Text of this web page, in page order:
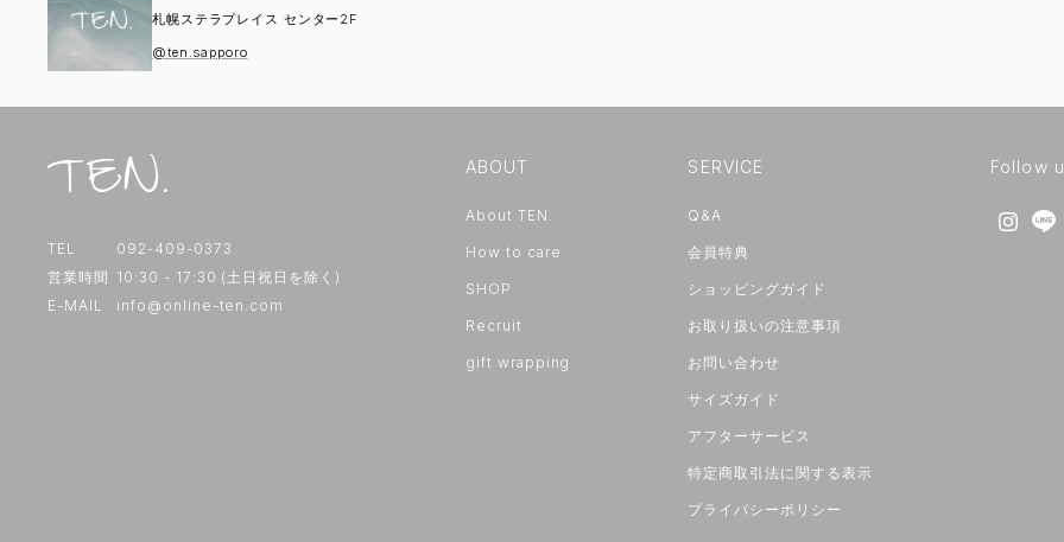
札幌ステラプレイス センター2F
@ten.sapporo
TEL
092-409-0373
営業時間 10:30 - 17:30 (土日祝日を除く)
E-MAIL
info@online-ten.com
ABOUT
About TEN.
How to care
SHOP
Recruit
gift wrapping
SERVICE
Q&A
会員特典
ショッピングガイド
お取り扱いの注意事項
お問い合わせ
サイズガイド
アフターサービス
特定商取引法に関する表示
プライバシーポリシー
Follow